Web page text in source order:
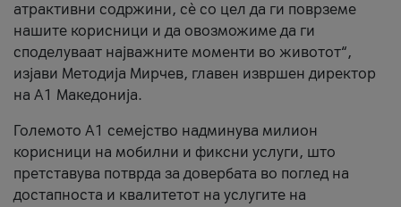
атрактивни содржини, сè со цел да ги поврземе
нашите корисници и да овозможиме да ги
споделуваат најважните моменти во животот“,
изјави Методија Мирчев, главен извршен директор
на А1 Македонија.
Големото А1 семејство надминува милион
корисници на мобилни и фиксни услуги, што
претставува потврда за довербата во поглед на
достапноста и квалитетот на услугите на